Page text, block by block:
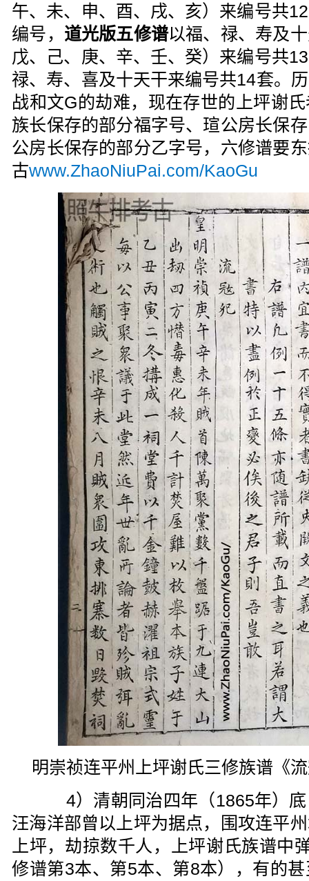
午、未、申、酉、戌、亥）来编号共
编号， 道光版五修谱以福、禄、寿及
戊、己、庚、辛、壬、癸）来编号共
禄、寿、喜及十天干来编号共14套。
战和文G的劫难，现在存世的上坪谢
族长保存的部分福字号、瑄公房长保
公房长保存的部分乙字号，六修谱要
古www.ZhaoNiuPai.com/KaoGu
明崇祯连平州上坪谢氏三修族谱《
4）清朝同治四年（1865年）底
汪海洋部曾以上坪为据点，围攻连平
上坪，劫掠数千人，上坪谢氏族谱中
修谱第3本、第5本、第8本），有的